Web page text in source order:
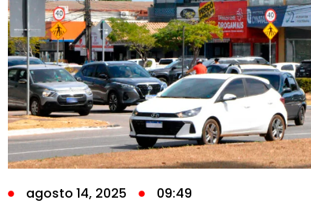
agosto 14, 2025 09:49